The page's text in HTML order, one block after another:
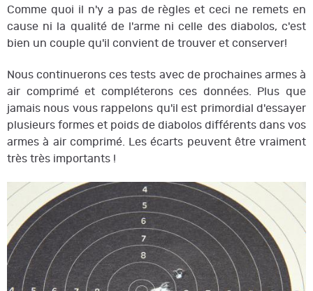
Comme quoi il n'y a pas de règles et ceci ne remets en
cause ni la qualité de l'arme ni celle des diabolos, c'est
bien un couple qu'il convient de trouver et conserver!
Nous continuerons ces tests avec de prochaines armes à
air comprimé et compléterons ces données. Plus que
jamais nous vous rappelons qu'il est primordial d'essayer
plusieurs formes et poids de diabolos différents dans vos
armes à air comprimé. Les écarts peuvent être vraiment
très très importants !